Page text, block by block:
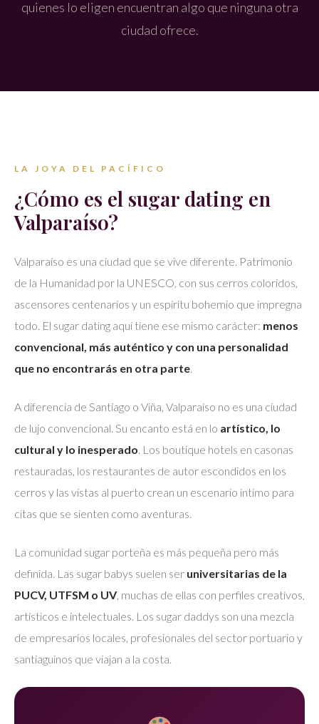
quienes lo eligen encuentran algo que ninguna otra
ciudad ofrece.
LA JOYA DEL PACÍFICO
¿Cómo es el sugar dating en
Valparaíso?
Valparaíso es una ciudad que se vive diferente. Patrimonio
de la Humanidad por la UNESCO, con sus cerros coloridos,
ascensores centenarios y un espíritu bohemio que impregna
todo. El sugar dating aquí tiene ese mismo carácter: menos
convencional, más auténtico y con una personalidad
que no encontrarás en otra parte.
A diferencia de Santiago o Viña, Valparaíso no es una ciudad
de lujo convencional. Su encanto está en lo artístico, lo
cultural y lo inesperado. Los boutique hotels en casonas
restauradas, los restaurantes de autor escondidos en los
cerros y las vistas al puerto crean un escenario íntimo para
citas que se sienten como aventuras.
La comunidad sugar porteña es más pequeña pero más
definida. Las sugar babys suelen ser universitarias de la
PUCV, UTFSM o UV, muchas de ellas con perfiles creativos,
artísticos e intelectuales. Los sugar daddys son una mezcla
de empresarios locales, profesionales del sector portuario y
santiaguinos que viajan a la costa.